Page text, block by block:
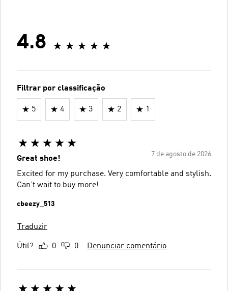
4.8
Filtrar por classificação
5 4 3 2 1
7 de agosto de 2026
Great shoe!
Excited for my purchase. Very comfortable and stylish.
Can’t wait to buy more!
cbeezy_513
Traduzir
Útil? 0 0 Denunciar comentário